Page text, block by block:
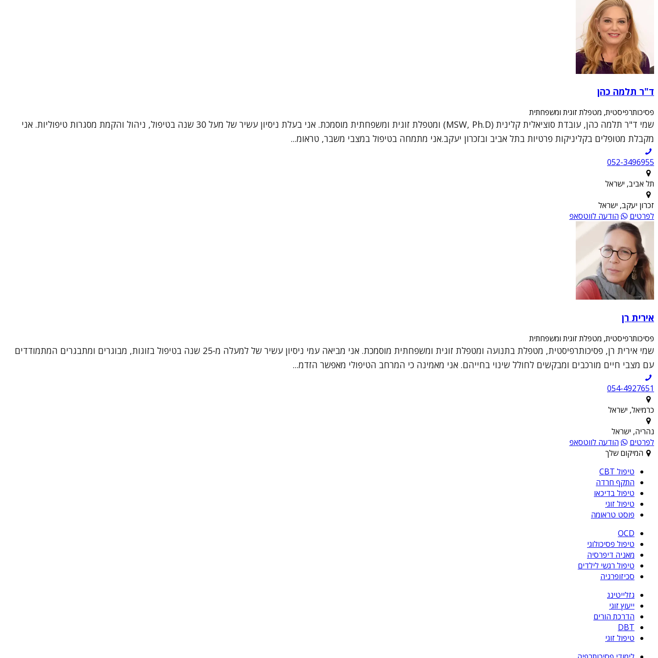
ד"ר תלמה כהן
פסיכותרפיסטית, מטפלת זוגית ומשפחתית
שמי ד"ר תלמה כהן, עובדת סוציאלית קלינית (MSW, Ph.D) ומטפלת זוגית ומשפחתית מוסמכת. אני בעלת ניסיון עשיר של מעל 30 שנה בטיפול, ניהול והקמת מסגרות טיפוליות. אני
מקבלת מטופלים בקליניקות פרטיות בתל אביב ובזכרון יעקב.אני מתמחה בטיפול במצבי משבר, טראומ...
052-3496955
תל אביב, ישראל
זכרון יעקב, ישראל
לפרטים
הודעה לווטסאפ
אירית רן
פסיכותרפיסטית, מטפלת זוגית ומשפחתית
שמי אירית רן, פסיכותרפיסטית, מטפלת בתנועה ומטפלת זוגית ומשפחתית מוסמכת. אני מביאה עמי ניסיון עשיר של למעלה מ-25 שנה בטיפול בזוגות, מבוגרים ומתבגרים המתמודדים
עם מצבי חיים מורכבים ומבקשים לחולל שינוי בחייהם. אני מאמינה כי המרחב הטיפולי מאפשר הזדמ...
054-4927651
כרמיאל, ישראל
נהריה, ישראל
לפרטים
הודעה לווטסאפ
המיקום שלך
טיפול CBT
התקף חרדה
טיפול בדיכאו
טיפול זוגי
פוסט טראומה
OCD
טיפול פסיכולוגי
מאניה דיפרסיה
טיפול רגשי לילדים
סכיזופרניה
גזלייטינג
ייעוץ זוגי
הדרכת הורים
DBT
טיפול זוגי